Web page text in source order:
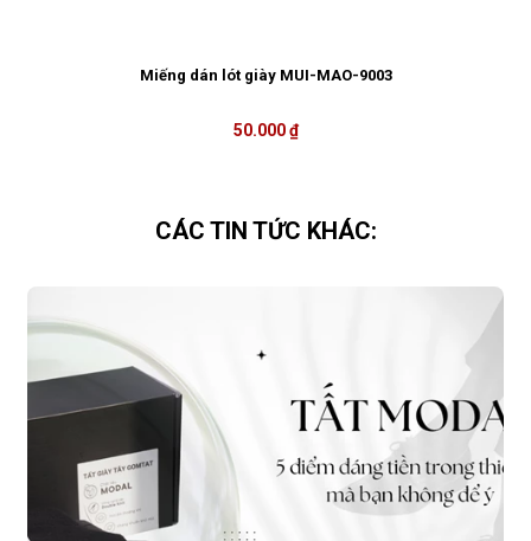
Miếng dán lót giày MUI-MAO-9003
50.000 ₫
CÁC TIN TỨC KHÁC: